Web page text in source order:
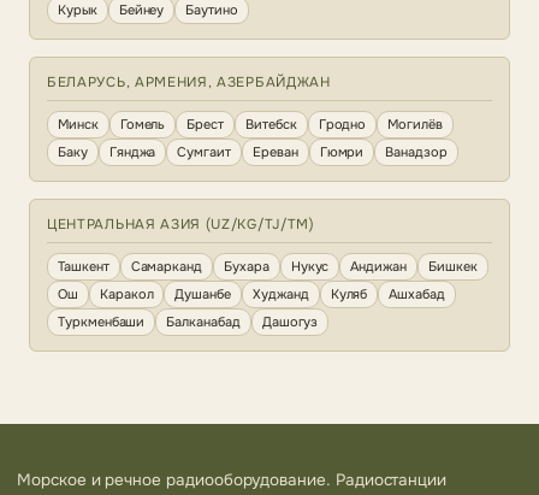
Курык
Бейнеу Баутино
БЕЛАРУСЬ, АРМЕНИЯ, АЗЕРБАЙДЖАН
Минск Гомель Брест Витебск Гродно
Могилёв
Баку
Гянджа Сумгаит Ереван Гюмри Ванадзор
ЦЕНТРАЛЬНАЯ АЗИЯ (UZ/KG/TJ/TM)
Ташкент Самарканд Бухара Нукус Андижан
Бишкек
Ош
Каракол Душанбе Худжанд Куляб
Ашхабад
Туркменбаши
Балканабад Дашогуз
Морское и речное радиооборудование. Радиостанции